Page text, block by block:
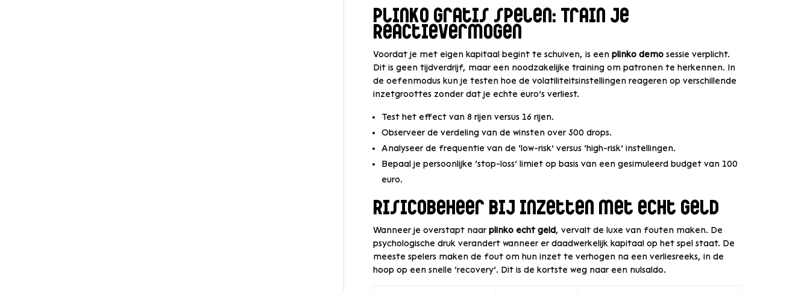
Plinko gratis spelen: Train je
Reactievermogen
Voordat je met eigen kapitaal begint te schuiven, is een plinko demosessie verplicht.
Dit is geen tijdverdrijf, maar een noodzakelijke training om patronen te herkennen. In
de oefenmodus kun je testen hoe de volatiliteitsinstellingen reageren op verschillende
inzetgroottes zonder dat je echte euro’s verliest.
Test het effect van 8 rijen versus 16 rijen.
Observeer de verdeling van de winsten over 500 drops.
Analyseer de frequentie van de ‘low-risk’ versus ‘high-risk’ instellingen.
Bepaal je persoonlijke ‘stop-loss’ limiet op basis van een gesimuleerd budget van 100
euro.
Risicobeheer bij inzetten met echt geld
Wanneer je overstapt naar plinko echt geld, vervalt de luxe van fouten maken. De
psychologische druk verandert wanneer er daadwerkelijk kapitaal op het spel staat. De
meeste spelers maken de fout om hun inzet te verhogen na een verliesreeks, in de
hoop op een snelle ‘recovery’. Dit is de kortste weg naar een nulsaldo.